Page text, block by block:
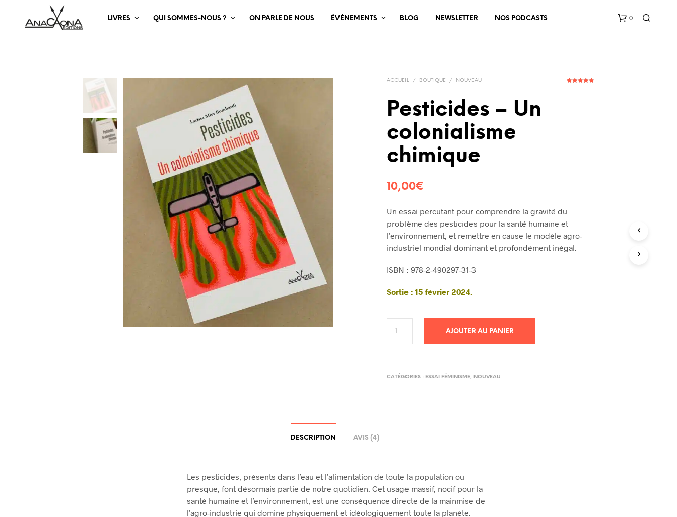
LIVRES QUI SOMMES-NOUS ? ON PARLE DE NOUS ÉVÉNEMENTS BLOG NEWSLETTER NOS PODCASTS 0
ACCUEIL / BOUTIQUE / NOUVEAU
Pesticides – Un
colonialisme
chimique
10,00€
Un essai percutant pour comprendre la gravité du
problème des pesticides pour la santé humaine et
l’environnement, et remettre en cause le modèle agro-
industriel mondial dominant et profondément inégal.
ISBN : 978-2-490297-31-3
Sortie : 15 février 2024.
AJOUTER AU PANIER
CATÉGORIES : ESSAI FÉMINISME, NOUVEAU
DESCRIPTION AVIS (4)
Les pesticides, présents dans l’eau et l’alimentation de toute la population ou
presque, font désormais partie de notre quotidien. Cet usage massif, nocif pour la
santé humaine et l’environnement, est une conséquence directe de la mainmise de
l’agro-industrie qui domine physiquement et idéologiquement toute la planète.